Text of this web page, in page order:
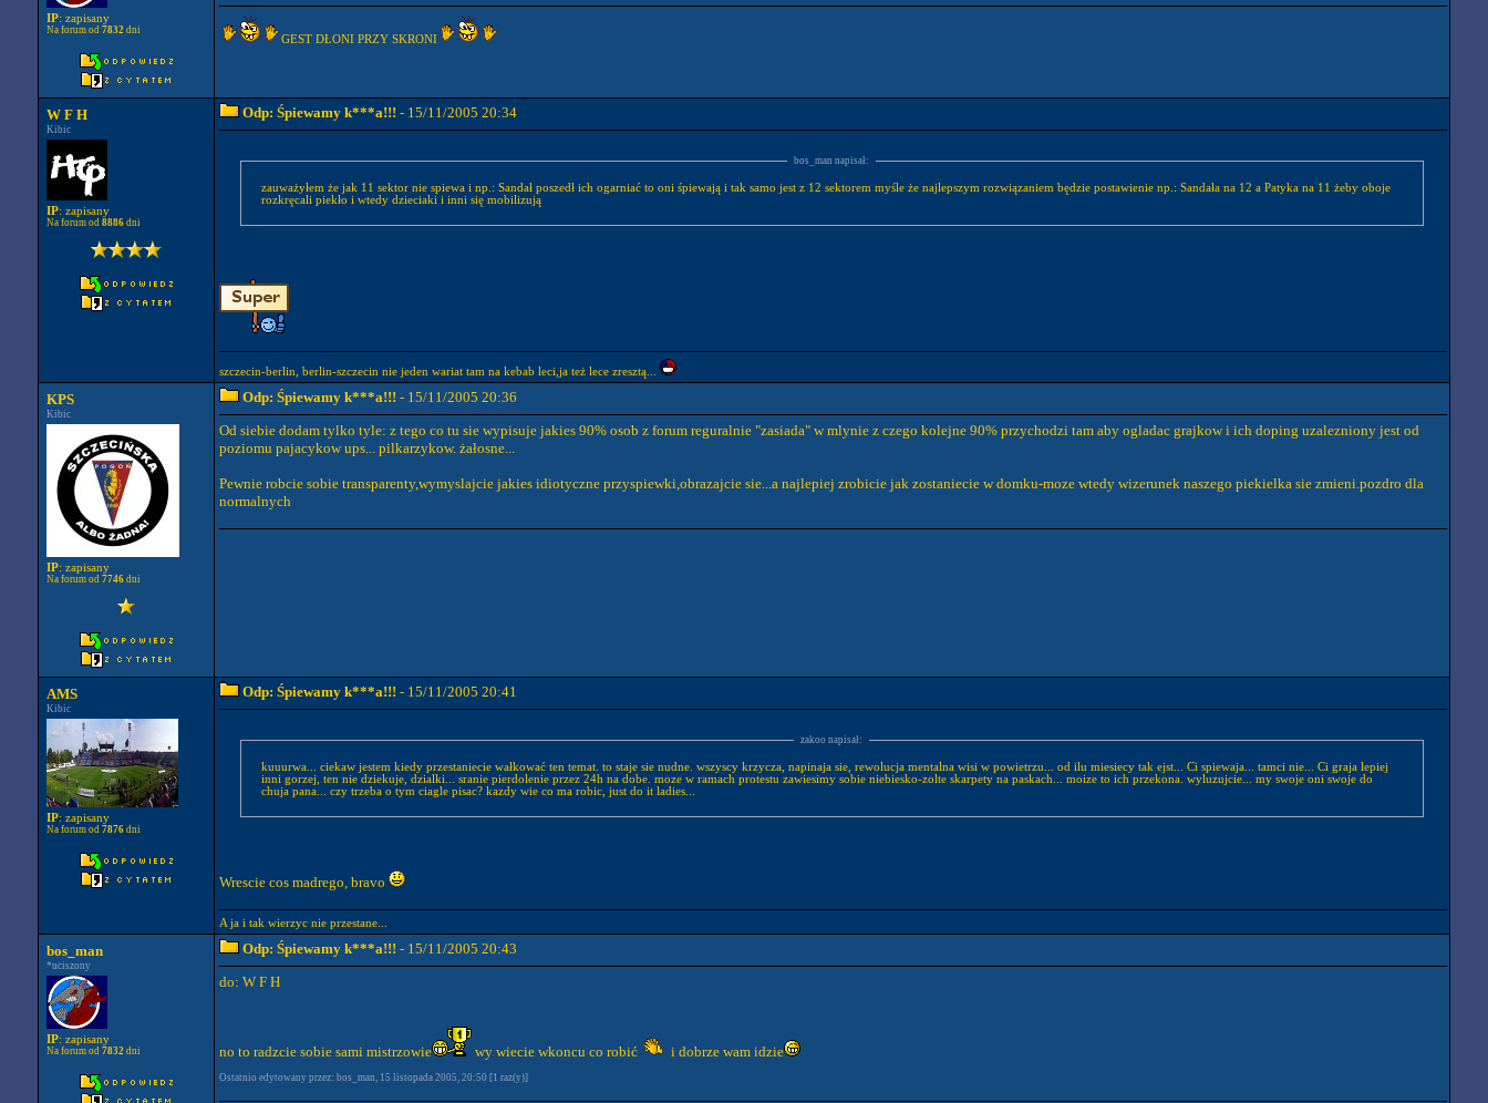
IP: zapisany
Na forum od 7832 dni
GEST DŁONI PRZY SKRONI
W F H
Kibic
IP: zapisany
Na forum od 8886 dni
Odp: Śpiewamy k***a!!! - 15/11/2005 20:34
bos_man napisał:
zauważyłem że jak 11 sektor nie spiewa i np.: Sandał poszedł ich ogarniać to oni śpiewają i tak samo jest z 12 sektorem myśle że najlepszym rozwiązaniem będzie postawienie np.: Sandała na 12 a Patyka na 11 żeby oboje
rozkręcali piekło i wtedy dzieciaki i inni się mobilizują
szczecin-berlin, berlin-szczecin nie jeden wariat tam na kebab leci,ja też lece zresztą...
KPS
Kibic
IP: zapisany
Na forum od 7746 dni
Odp: Śpiewamy k***a!!! - 15/11/2005 20:36
Od siebie dodam tylko tyle: z tego co tu sie wypisuje jakies 90% osob z forum reguralnie "zasiada" w mlynie z czego kolejne 90% przychodzi tam aby ogladac grajkow i ich doping uzalezniony jest od
poziomu pajacykow ups... pilkarzykow. żałosne...
Pewnie robcie sobie transparenty,wymyslajcie jakies idiotyczne przyspiewki,obrazajcie sie...a najlepiej zrobicie jak zostaniecie w domku-moze wtedy wizerunek naszego piekielka sie zmieni.pozdro dla
normalnych
AMS
Kibic
IP: zapisany
Na forum od 7876 dni
Odp: Śpiewamy k***a!!! - 15/11/2005 20:41
zakoo napisał:
kuuurwa... ciekaw jestem kiedy przestaniecie wałkować ten temat. to staje sie nudne. wszyscy krzycza, napinaja sie, rewolucja mentalna wisi w powietrzu... od ilu miesiecy tak ejst... Ci spiewaja... tamci nie... Ci graja lepiej
inni gorzej, ten nie dziekuje, dzialki... sranie pierdolenie przez 24h na dobe. moze w ramach protestu zawiesimy sobie niebiesko-zolte skarpety na paskach... moize to ich przekona. wyluzujcie... my swoje oni swoje do
chuja pana... czy trzeba o tym ciagle pisac? kazdy wie co ma robic, just do it ladies...
Wrescie cos madrego, bravo
A ja i tak wierzyc nie przestane...
bos_man
*uciszony
IP: zapisany
Na forum od 7832 dni
Odp: Śpiewamy k***a!!! - 15/11/2005 20:43
do: W F H
no to radzcie sobie sami mistrzowie wy wiecie wkoncu co robić i dobrze wam idzie
Ostatnio edytowany przez: bos_man, 15 listopada 2005, 20:50 [1 raz(y)]